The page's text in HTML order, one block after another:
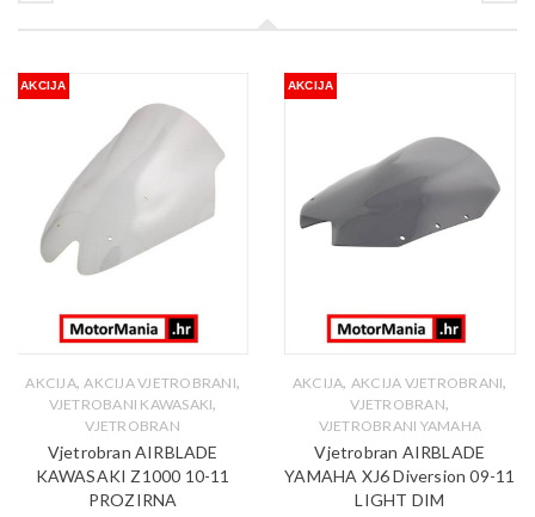
AKCIJA
AKCIJA, AKCIJA VJETROBRANI,
VJETROBANI KAWASAKI,
VJETROBRAN
Vjetrobran AIRBLADE
KAWASAKI Z1000 10-11
PROZIRNA
AKCIJA
AKCIJA, AKCIJA VJETROBRANI,
VJETROBRAN,
VJETROBRANI YAMAHA
Vjetrobran AIRBLADE
YAMAHA XJ6 Diversion 09-11
LIGHT DIM